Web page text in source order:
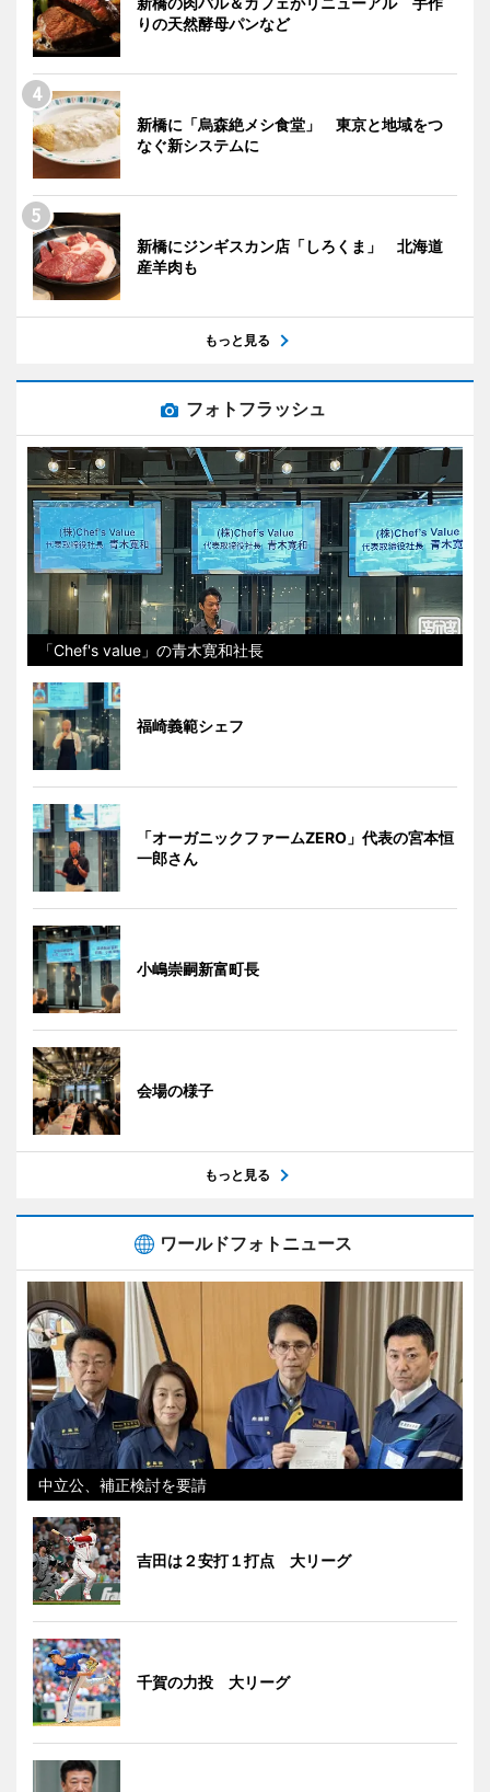
りの天然酵母パンなど
新橋に「烏森絶メシ食堂」 東京と地域をつ
なぐ新システムに
新橋にジンギスカン店「しろくま」 北海道
産羊肉も
もっと見る
フォトフラッシュ
「Chef's value」の青木寛和社長
福崎義範シェフ
「オーガニックファームZERO」代表の宮本恒
一郎さん
小嶋崇嗣新富町長
会場の様子
もっと見る
ワールドフォトニュース
中立公、補正検討を要請
吉田は２安打１打点 大リーグ
千賀の力投 大リーグ